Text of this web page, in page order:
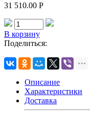
31 510.00 Р
В корзину
Поделиться:
Описание
Характеристики
Доставка